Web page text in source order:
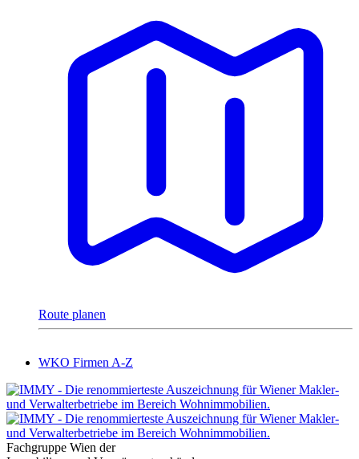
Route planen
WKO Firmen A-Z
Fachgruppe Wien der